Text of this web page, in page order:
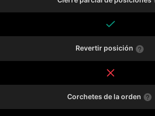
Revertir posición
Corchetes de la orden